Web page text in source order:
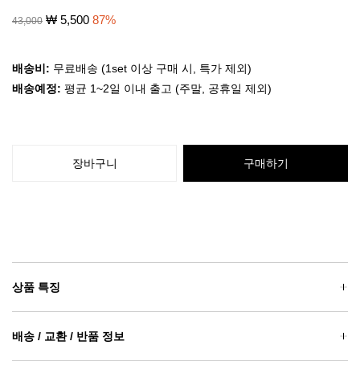
43,000 ₩ 5,500 87%
배송비: 무료배송 (1set 이상 구매 시, 특가 제외)
배송예정: 평균 1~2일 이내 출고 (주말, 공휴일 제외)
장바구니 구매하기
상품 특징
배송 / 교환 / 반품 정보